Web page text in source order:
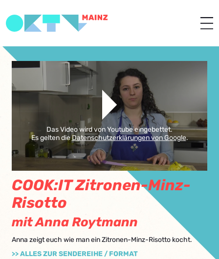
Das Video wird von Youtube eingebettet.
Es gelten dieDatenschutzerklärungen von Google.
COOK:IT Zitronen-Minz-
Risotto
mit Anna Roytmann
Anna zeigt euch wie man ein Zitronen-Minz-Risotto kocht.
>> ALLES ZUR SENDEREIHE / FORMAT